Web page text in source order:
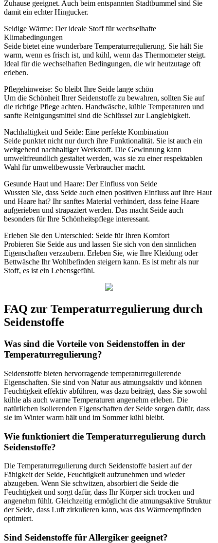
Zuhause geeignet. Auch beim entspannten Stadtbummel sind Sie
damit ein echter Hingucker.
Seidige Wärme: Der ideale Stoff für wechselhafte
Klimabedingungen
Seide bietet eine wunderbare Temperaturregulierung. Sie hält Sie
warm, wenn es frisch ist, und kühl, wenn das Thermometer steigt.
Ideal für die wechselhaften Bedingungen, die wir heutzutage oft
erleben.
Pflegehinweise: So bleibt Ihre Seide lange schön
Um die Schönheit Ihrer Seidenstoffe zu bewahren, sollten Sie auf
die richtige Pflege achten. Handwäsche, kühle Temperaturen und
sanfte Reinigungsmittel sind die Schlüssel zur Langlebigkeit.
Nachhaltigkeit und Seide: Eine perfekte Kombination
Seide punktet nicht nur durch ihre Funktionalität. Sie ist auch ein
weitgehend nachhaltiger Werkstoff. Die Gewinnung kann
umweltfreundlich gestaltet werden, was sie zu einer respektablen
Wahl für umweltbewusste Verbraucher macht.
Gesunde Haut und Haare: Der Einfluss von Seide
Wussten Sie, dass Seide auch einen positiven Einfluss auf Ihre Haut
und Haare hat? Ihr sanftes Material verhindert, dass feine Haare
aufgerieben und strapaziert werden. Das macht Seide auch
besonders für Ihre Schönheitspflege interessant.
Erleben Sie den Unterschied: Seide für Ihren Komfort
Probieren Sie Seide aus und lassen Sie sich von den sinnlichen
Eigenschaften verzaubern. Erleben Sie, wie Ihre Kleidung oder
Bettwäsche Ihr Wohlbefinden steigern kann. Es ist mehr als nur
Stoff, es ist ein Lebensgefühl.
FAQ zur Temperaturregulierung durch
Seidenstoffe
Was sind die Vorteile von Seidenstoffen in der
Temperaturregulierung?
Seidenstoffe bieten hervorragende temperaturregulierende
Eigenschaften. Sie sind von Natur aus atmungsaktiv und können
Feuchtigkeit effektiv abführen, was dazu beiträgt, dass Sie sowohl
kühle als auch warme Temperaturen angenehm erleben. Die
natürlichen isolierenden Eigenschaften der Seide sorgen dafür, dass
sie im Winter warm hält und im Sommer kühl bleibt.
Wie funktioniert die Temperaturregulierung durch
Seidenstoffe?
Die Temperaturregulierung durch Seidenstoffe basiert auf der
Fähigkeit der Seide, Feuchtigkeit aufzunehmen und wieder
abzugeben. Wenn Sie schwitzen, absorbiert die Seide die
Feuchtigkeit und sorgt dafür, dass Ihr Körper sich trocken und
angenehm fühlt. Gleichzeitig ermöglicht die atmungsaktive Struktur
der Seide, dass Luft zirkulieren kann, was das Wärmeempfinden
optimiert.
Sind Seidenstoffe für Allergiker geeignet?